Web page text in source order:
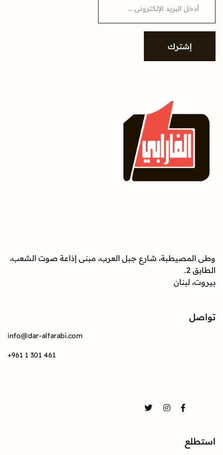
i
إشترك
وطى المصيطبة، شارع جبل العرب، مبنى إذاعة صوت الشعب،
الطابق 2.
بيروت، لبنان
تواصل
info@dar-alfarabi.com
+961 1 301 461
Facebook
Instagram
Twitter
استطلع